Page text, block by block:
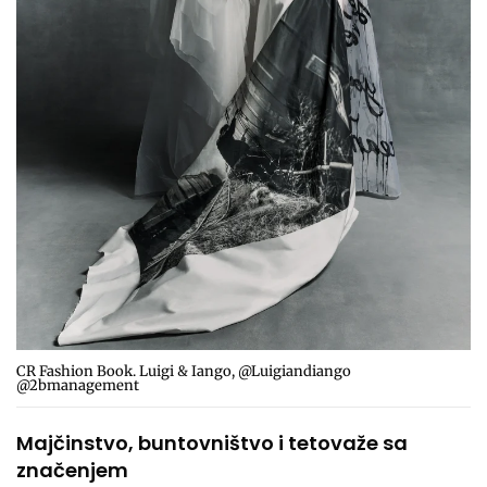
CR Fashion Book. Luigi & Iango, @Luigiandiango
@2bmanagement
Majčinstvo, buntovništvo i tetovaže sa
značenjem